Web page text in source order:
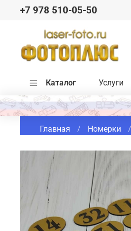
+7 978 510-05-50
Каталог Услуги
Главная Номерки